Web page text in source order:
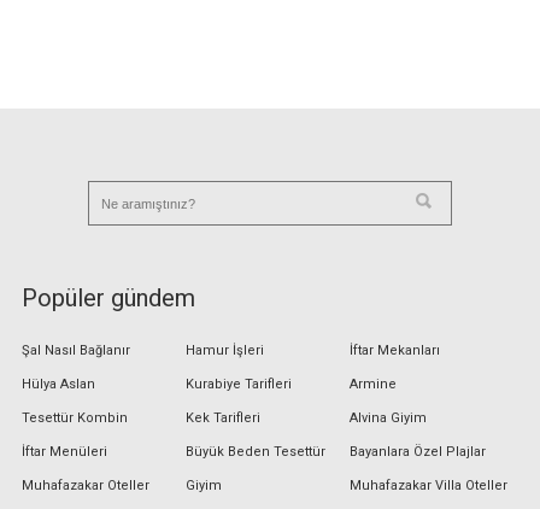
Popüler gündem
Şal Nasıl Bağlanır
Hülya Aslan
Tesettür Kombin
İftar Menüleri
Muhafazakar Oteller
Hamur İşleri
Kurabiye Tarifleri
Kek Tarifleri
Büyük Beden Tesettür
Giyim
İftar Mekanları
Armine
Alvina Giyim
Bayanlara Özel Plajlar
Muhafazakar Villa Oteller